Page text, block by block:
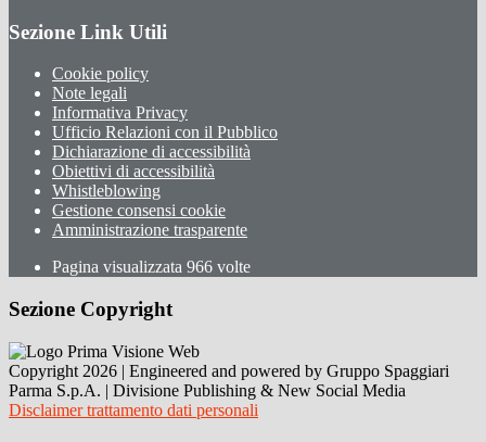
Sezione Link Utili
Cookie policy
Note legali
Informativa Privacy
Ufficio Relazioni con il Pubblico
Dichiarazione di accessibilità
Obiettivi di accessibilità
Whistleblowing
Gestione consensi cookie
Amministrazione trasparente
Pagina visualizzata 966 volte
Sezione Copyright
Copyright 2026 | Engineered and powered by Gruppo Spaggiari
Parma S.p.A. | Divisione Publishing & New Social Media
Disclaimer trattamento dati personali